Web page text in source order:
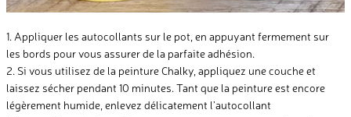
1. Appliquer les autocollants sur le pot, en appuyant fermement sur
les bords pour vous assurer de la parfaite adhésion.
2. Si vous utilisez de la peinture Chalky, appliquez une couche et
laissez sécher pendant 10 minutes. Tant que la peinture est encore
légèrement humide, enlevez délicatement l’autocollant